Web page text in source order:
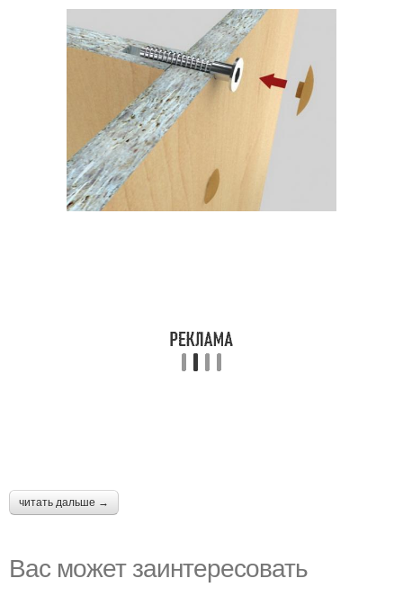
читать дальше →
Вас может заинтересовать